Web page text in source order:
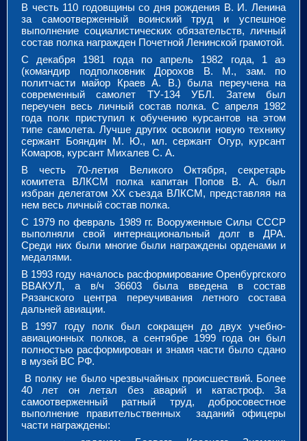
В честь 110 годовщины со дня рождения В. И. Ленина
за самоотверженный воинский труд и успешное
выполнение социалистических обязательств, личный
состав полка награжден Почетной Ленинской грамотой.
С декабря 1981 года по апрель 1982 года, 1 аэ
(командир подполковник Дорохов В. М., зам. по
политчасти майор Краев А. В.) была переучена на
современный самолет ТУ-134 УБЛ. Затем был
переучен весь личный состав полка. С апреля 1982
года полк приступил к обучению курсантов на этом
типе самолета. Лучше других освоили новую технику
сержант Бояндин М. Ю., мл. сержант Огур, курсант
Комаров, курсант Михалев С. А.
В честь 70-летия Великого Октября, секретарь
комитета ВЛКСМ полка капитан Попов В. А. был
избран делегатом ХХ съезда ВЛКСМ, представляя на
нем весь личный состав полка.
С 1979 по февраль 1989 гг. Вооруженные Силы СССР
выполняли свой интернациональный долг в ДРА.
Среди них были многие были награждены орденами и
медалями.
В 1993 году началось расформирование Оренбургского
ВВАКУЛ, а в/ч 36603 была введена в состав
Рязанского центра переучивания летного состава
дальней авиации.
В 1997 году полк был сокращен до двух учебно-
авиационных полков, а сентябре 1999 года он был
полностью расформирован и знамя части было сдано
в музей ВС РФ.
В полку не было чрезвычайных происшествий. Более
40 лет он летал без аварий и катастроф. За
самоотверженный ратный труд, добросовестное
выполнение правительственных заданий офицеры
части награждены: